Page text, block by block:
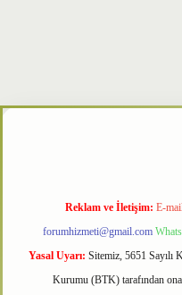
Reklam ve İletişim: E-
forumhizmeti@gmail.com
Yasal Uyarı: Sitemiz, 5651 Sayılı
Kurumu (BTK) tarafından